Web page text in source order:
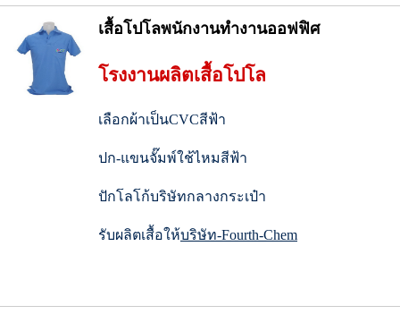
เสื้อโปโลพนักงานทำงานออฟฟิศ
โรงงานผลิตเสื้อโปโล
เลือกผ้าเป็นCVCสีฟ้า
ปก-แขนจั๊มพ์ใช้ไหมสีฟ้า
ปักโลโก้บริษัทกลางกระเป๋า
รับผลิตเสื้อให้บริษัท-Fourth-Chem